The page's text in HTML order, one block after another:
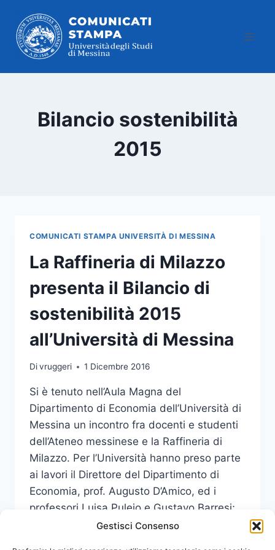
Gestisci Consenso
contenuto
Bilancio sostenibilità
2015
COMUNICATI STAMPA UNIVERSITÀ DI MESSINA
La Raffineria di Milazzo
presenta il Bilancio di
sostenibilità 2015
all’Università di Messina
Divruggeri 1 Dicembre 2016
Si è tenuto nell’Aula Magna del
Dipartimento di Economia dell’Università di
Messina un incontro fra docenti e studenti
dell’Ateneo messinese e la Raffineria di
Milazzo. Per l’Università hanno preso parte
ai lavori il Direttore del Dipartimento di
Economia, prof. Augusto D’Amico, ed i
professori Luisa Pulejo e Gustavo Barresi;
per la Raffineria di Milazzo, invece,…